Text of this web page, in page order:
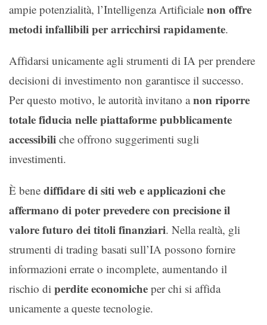
ampie potenzialità, l’Intelligenza Artificiale non offre
metodi infallibili per arricchirsi rapidamente.
Affidarsi unicamente agli strumenti di IA per prendere
decisioni di investimento non garantisce il successo.
Per questo motivo, le autorità invitano anon riporre
totale fiducia nelle piattaforme pubblicamente
accessibili che offrono suggerimenti sugli
investimenti.
È bene diffidare di siti web e applicazioni che
affermano di poter prevedere con precisione il
valore futuro dei titoli finanziari. Nella realtà, gli
strumenti di trading basati sull’IA possono fornire
informazioni errate o incomplete, aumentando il
rischio di perdite economiche per chi si affida
unicamente a queste tecnologie.